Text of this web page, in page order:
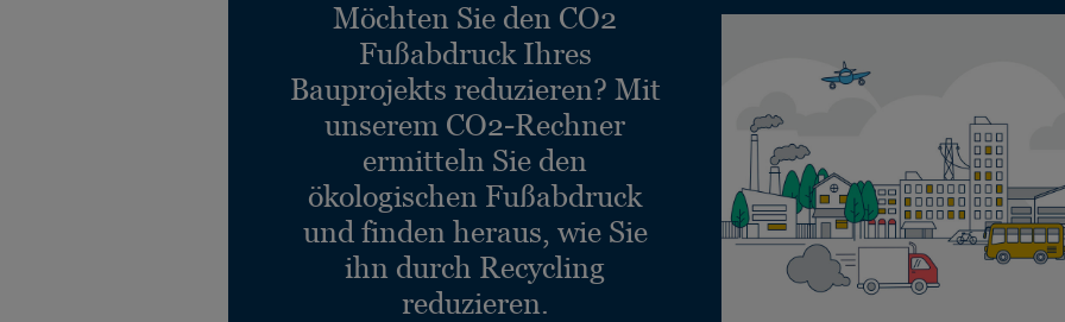
Möchten Sie den CO2
Fußabdruck Ihres
Bauprojekts reduzieren? Mit
unserem CO2-Rechner
ermitteln Sie den
ökologischen Fußabdruck
und finden heraus, wie Sie
ihn durch Recycling
reduzieren.